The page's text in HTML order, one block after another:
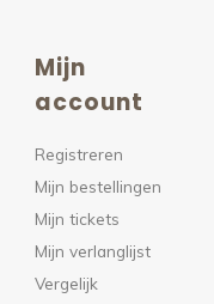
Mijn
account
Registreren
Mijn bestellingen
Mijn tickets
Mijn verlanglijst
Vergelijk